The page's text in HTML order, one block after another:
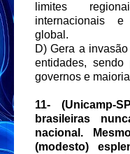
limites
internacionais
global.
D) Gera a
entidades,
governos e
11- (Unicamp-
brasileiras
nacional.
(modesto)